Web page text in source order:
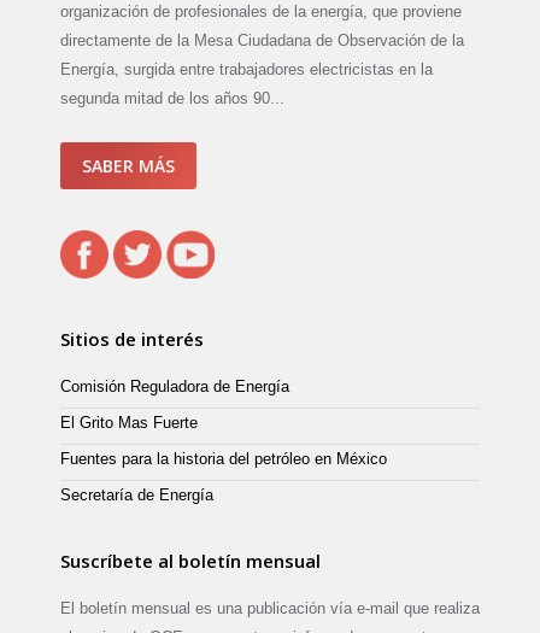
organización de profesionales de la energía, que proviene
directamente de la Mesa Ciudadana de Observación de la
Energía, surgida entre trabajadores electricistas en la
segunda mitad de los años 90...
SABER MÁS
Sitios de interés
Comisión Reguladora de Energía
El Grito Mas Fuerte
Fuentes para la historia del petróleo en México
Secretaría de Energía
Suscríbete al boletín mensual
El boletín mensual es una publicación vía e-mail que realiza